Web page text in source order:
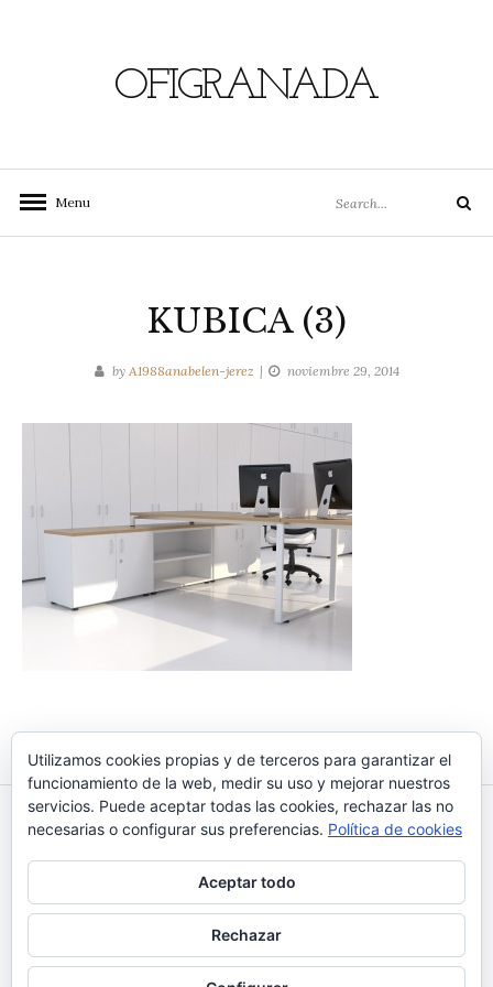
OFIGRANADA
Menu
for:
Search
KUBICA (3)
by A1988anabelen-jerez noviembre 29, 2014
Navegación
de
entradas
MOBILIARIO GENERAL
OFIGRANAD
A
Utilizamos cookies propias y de terceros para garantizar el
funcionamiento de la web, medir su uso y mejorar nuestros
servicios. Puede aceptar todas las cookies, rechazar las no
necesarias o configurar sus preferencias. Política de cookies
Aceptar todo
Rechazar